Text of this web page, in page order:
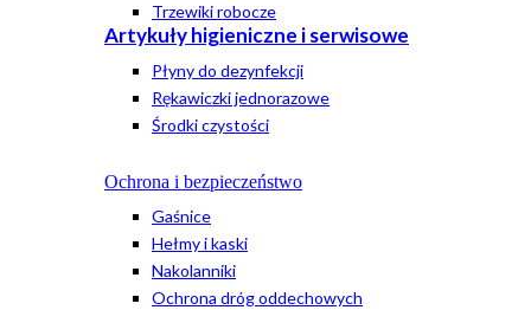
Trzewiki robocze
Artykuły higieniczne i serwisowe
Płyny do dezynfekcji
Rękawiczki jednorazowe
Środki czystości
Ochrona i bezpieczeństwo
Gaśnice
Hełmy i kaski
Nakolanniki
Ochrona dróg oddechowych